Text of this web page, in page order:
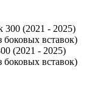
(2021 - 2025)
вставок)